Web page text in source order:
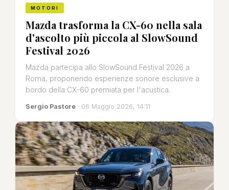
MOTORI
Mazda trasforma la CX-60 nella sala
d'ascolto più piccola al SlowSound
Festival 2026
Mazda partecipa allo SlowSound Festival 2026 a
Roma, proponendo esperienze sonore esclusive a
bordo della CX-60 premiata per l'acustica.
Sergio Pastore · 06 Maggio 2026, 14:11